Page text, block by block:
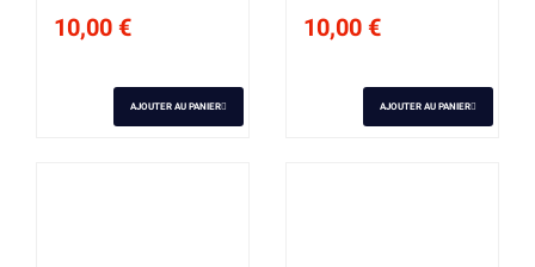
10,00 €
AJOUTER AU PANIER
10,00 €
AJOUTER AU PANIER